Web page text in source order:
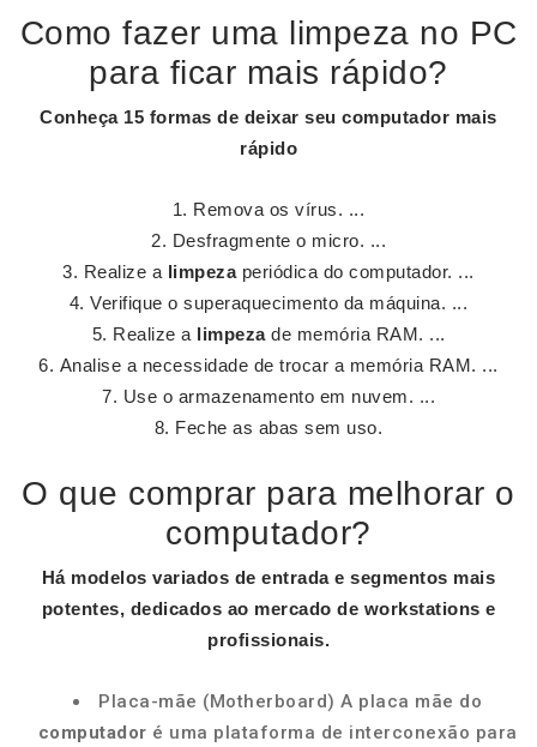
Como fazer uma limpeza no PC
para ficar mais rápido?
Conheça 15 formas de deixar seu computador mais
rápido
Remova os vírus. ...
Desfragmente o micro. ...
Realize a limpezaperiódica do computador. ...
Verifique o superaquecimento da máquina. ...
Realize a limpezade memória RAM. ...
Analise a necessidade de trocar a memória RAM. ...
Use o armazenamento em nuvem. ...
Feche as abas sem uso.
O que comprar para melhorar o
computador?
Há modelos variados de entrada e segmentos mais
potentes, dedicados ao mercado de workstations e
profissionais.
Placa-mãe (Motherboard) A placa mãe do
computador é uma plataforma de interconexão para